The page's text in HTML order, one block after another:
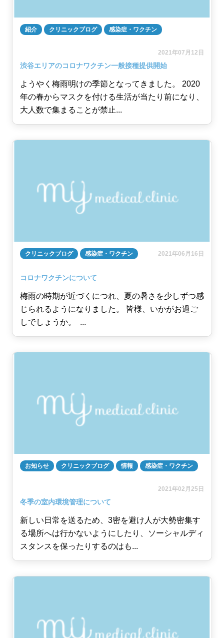
紹介 クリニックブログ 感染症・ワクチン
2021年07月12日
渋谷エリアのコロナワクチン一般接種提供開始
ようやく梅雨明けの季節となってきました。 2020
年の春からマスクを付ける生活が当たり前になり、
大人数で集まることが禁止...
クリニックブログ 感染症・ワクチン 2021年06月16日
コロナワクチンについて
梅雨の時期が近づくにつれ、夏の暑さを少しずつ感
じられるようになりました。 皆様、いかがお過ご
しでしょうか。 ...
お知らせ クリニックブログ 情報 感染症・ワクチン
2021年02月25日
冬季の室内環境管理について
新しい日常を送るため、3密を避け人が大勢密集す
る場所へは行かないようにしたり、ソーシャルディ
スタンスを保ったりするのはも...